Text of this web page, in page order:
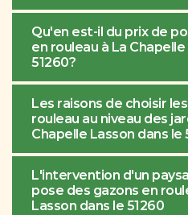
Qu'en est-il du prix de
en rouleau à La
51260?
Les raisons de choisir
rouleau au niveau des
Chapelle Lasson dans le
L'intervention d'un
pose des gazons en
Lasson dans le 51260